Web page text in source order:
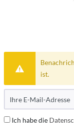
ist.
Ich habe die